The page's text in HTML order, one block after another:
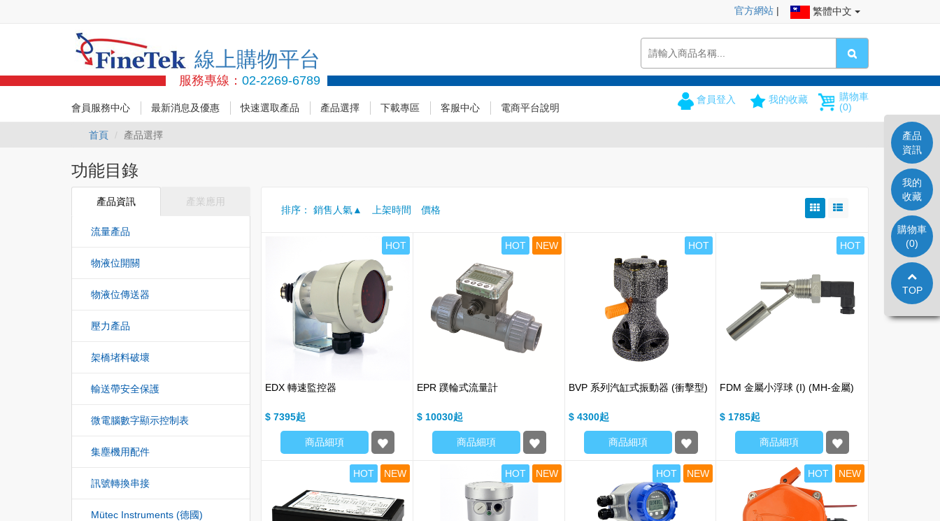
官方網站 | 繁體中文
線上購物平台
服務專線： 02-2269-6789
購物車
(0)
我的收藏
會員登入
會員服務中心 最新消息及優惠 快速選取產品 產品選擇 下載專區 客服中心 電商平台說明
首頁 產品選擇
功能目錄
產品資訊 產業應用
流量產品
物液位開關
物液位傳送器
壓力產品
架橋堵料破壞
輸送帶安全保護
微電腦數字顯示控制表
集塵機用配件
訊號轉換串接
Mütec Instruments (德國)
排序：銷售人氣 上架時間 價格
HOT
EDX 轉速監控器
$ 7395
商品細項
HOT NEW
EPR 蹼輪式流量計
$ 10030
商品細項
HOT
BVP 系列汽缸式振動器 (衝擊型)
$ 4300
商品細項
HOT
FDM 金屬小浮球 (I) (MH-金屬)
$ 1785
商品細項
HOT NEW HOT NEW HOT NEW HOT NEW
產品
資訊
我的
收藏
購物車
(0)
TOP